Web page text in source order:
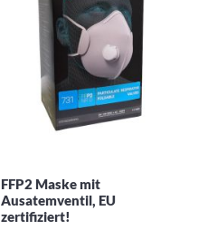
FFP2 Maske mit
Ausatemventil, EU
zertifiziert!